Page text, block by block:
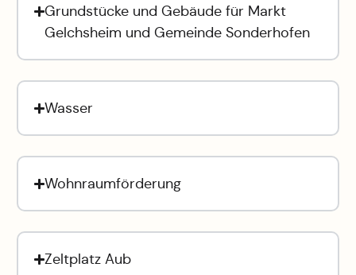
Grundstücke und Gebäude für Markt
Gelchsheim und Gemeinde Sonderhofen
Wasser
Wohnraumförderung
Zeltplatz Aub